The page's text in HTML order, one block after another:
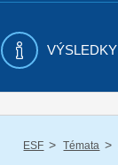
VÝSLEDKY
ESF / Témata /